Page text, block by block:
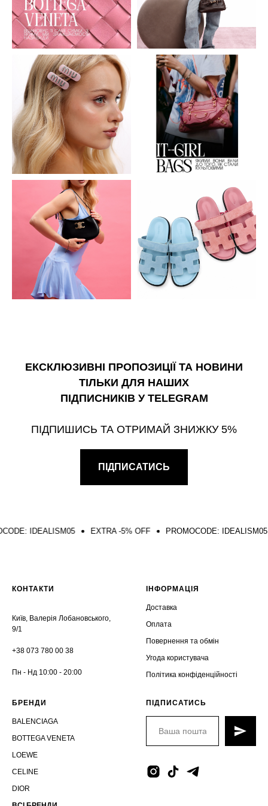
ЕКСКЛЮЗИВНІ ПРОПОЗИЦІЇ ТА НОВИНИ
ТІЛЬКИ ДЛЯ НАШИХ
ПІДПИСНИКІВ У TELEGRAM
ПІДПИШИСЬ ТА ОТРИМАЙ ЗНИЖКУ 5%
ПІДПИСАТИСЬ
IDEALISM05 EXTRA -5% OFF PROMOCODE: IDEALISM05
КОНТАКТИ
Київ, Валерія Лобановського,
9/1
+38 073 780 00 38
Пн - Нд 10:00 - 20:00
ІНФОРМАЦІЯ
Доставка
Оплата
Повернення та обмін
Угода користувача
Політика конфіденційності
БРЕНДИ
BALENCIAGA
BOTTEGA VENETA
LOEWE
CELINE
DIOR
ПІДПИСАТИСЬ